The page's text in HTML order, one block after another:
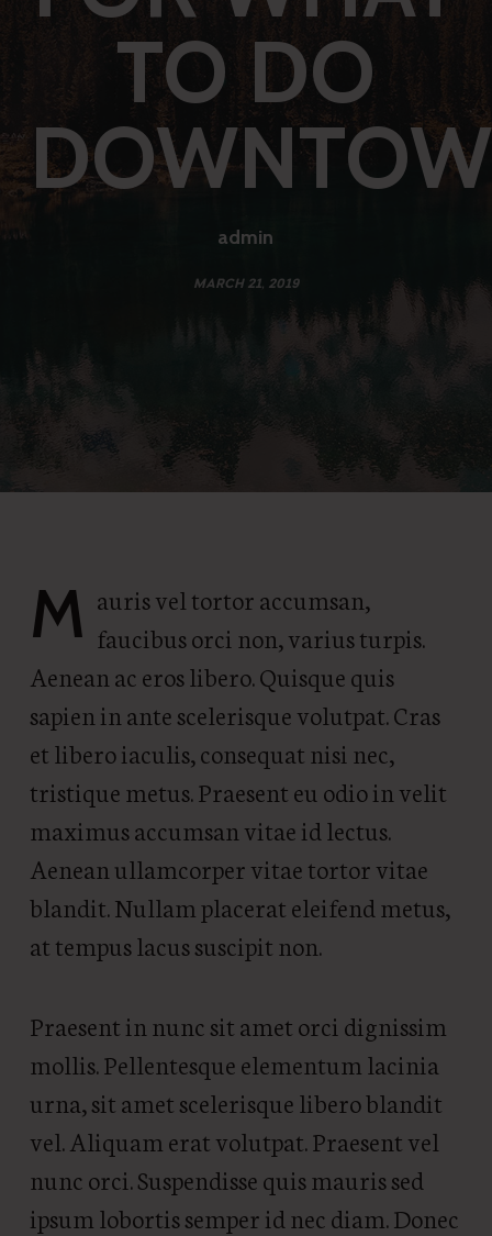
TO DO
admin
MARCH 21, 2019
M auris vel tortor accumsan,
faucibus orci non, varius turpis.
Aenean ac eros libero. Quisque quis
sapien in ante scelerisque volutpat. Cras
et libero iaculis, consequat nisi nec,
tristique metus. Praesent eu odio in velit
maximus accumsan vitae id lectus.
Aenean ullamcorper vitae tortor vitae
blandit. Nullam placerat eleifend metus,
at tempus lacus suscipit non.
Praesent in nunc sit amet orci dignissim
mollis. Pellentesque elementum lacinia
urna, sit amet scelerisque libero blandit
vel. Aliquam erat volutpat. Praesent vel
nunc orci. Suspendisse quis mauris sed
ipsum lobortis semper id nec diam. Donec